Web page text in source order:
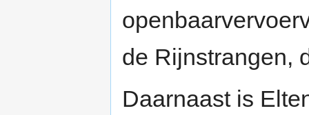
de Rijnstrangen,
Daarnaast is